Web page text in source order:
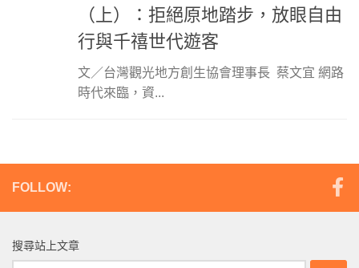
（上）：拒絕原地踏步，放眼自由
行與千禧世代遊客
文／台灣觀光地方創生協會理事長 蔡文宜 網路
時代來臨，資...
FOLLOW:
搜尋站上文章